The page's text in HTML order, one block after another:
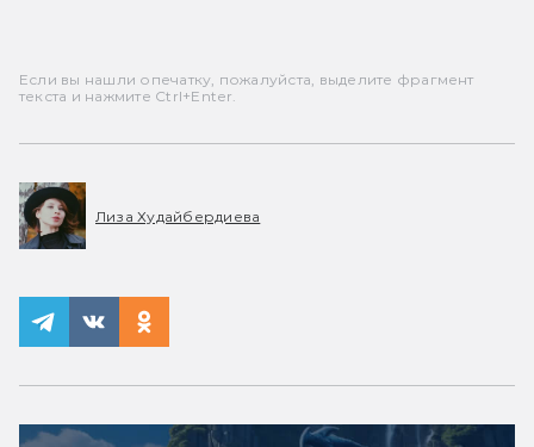
Если вы нашли опечатку, пожалуйста, выделите фрагмент
текста и нажмите Ctrl+Enter.
Лиза Худайбердиева